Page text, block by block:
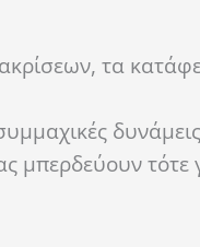
τα
δυνάμεις
μπερδεύουν τότε